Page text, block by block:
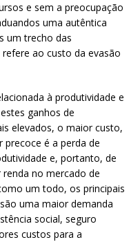
e sem a preocupação
uma autêntica
um trecho das
ao custo da evasão
à produtividade e
ganhos de
elevados, o maior custo,
precoce é a perda de
e, portanto, de
no mercado de
um todo, os principais
uma maior demanda
social, seguro
custos para a